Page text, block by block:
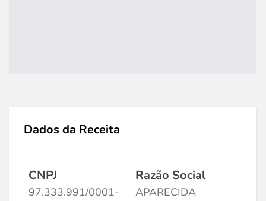
Dados da Receita
CNPJ
97.333.991/0001-
Razão Social
APARECIDA